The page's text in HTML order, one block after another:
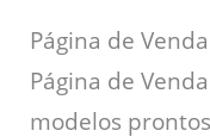
Página de
Página de
modelos